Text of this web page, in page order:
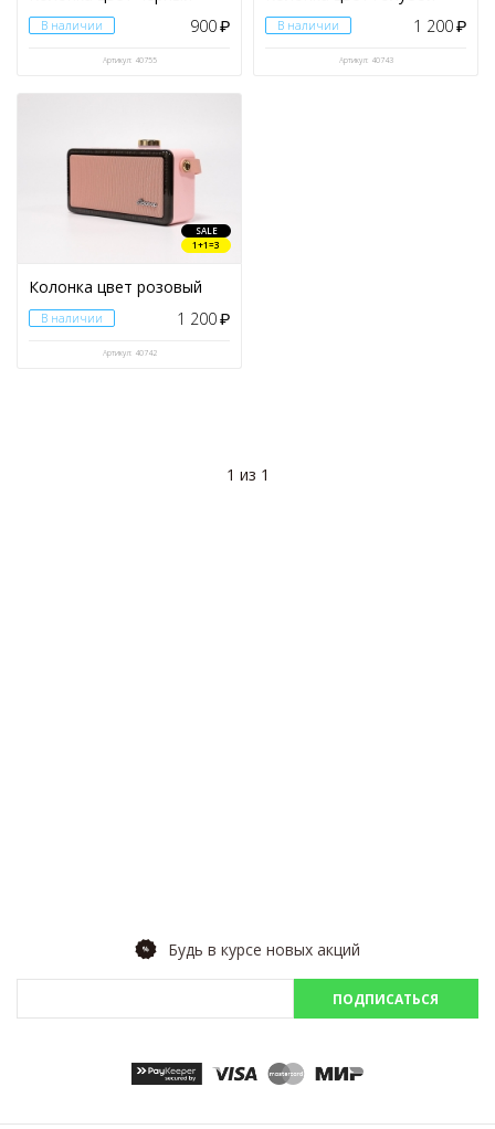
Чехол для iPhone
(38)
Эспандеры
В наличии 900₽
Артикул: 40755
В наличии 1 200₽
Артикул: 40743
SALE
1+1=3
Колонка цвет розовый
В наличии 1 200₽
Артикул: 40742
1 из 1
Будь в курсе новых акций
ПОДПИСАТЬСЯ